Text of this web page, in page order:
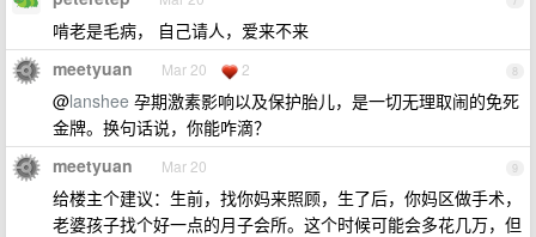
啃老是毛病， 自己请人，爱来不来
8
meetyuan Mar 20 2
@lanshee 孕期激素影响以及保护胎儿，是一切无理取闹的免死
金牌。换句话说，你能咋滴？
9
meetyuan Mar 20
给楼主个建议：生前，找你妈来照顾，生了后，你妈区做手术，
老婆孩子找个好一点的月子会所。这个时候可能会多花几万，但